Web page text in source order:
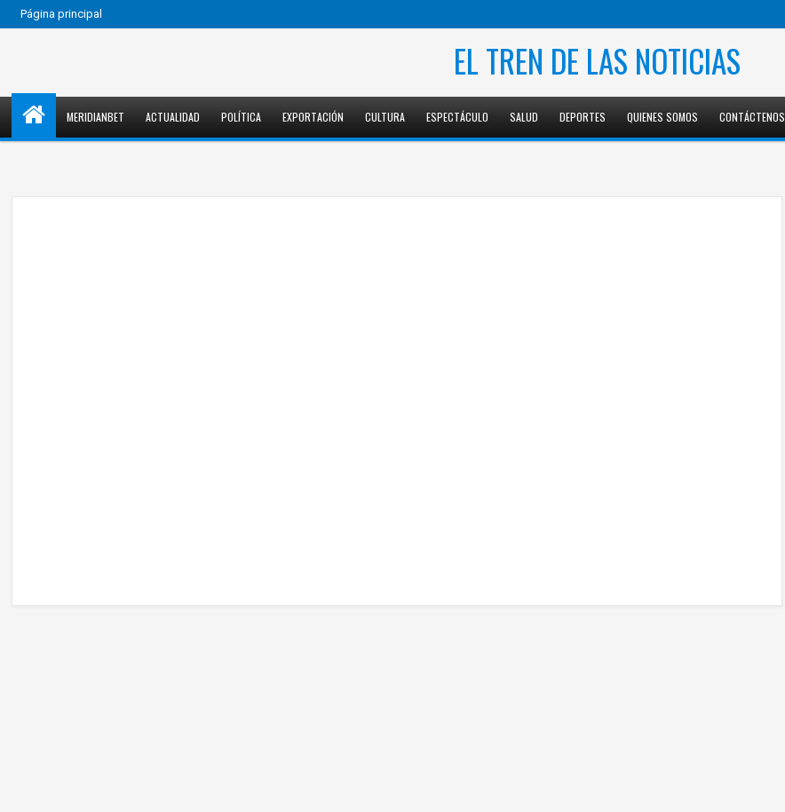
Página principal
EL TREN DE LAS NOTICIAS
MERIDIANBET ACTUALIDAD POLÍTICA EXPORTACIÓN CULTURA ESPECTÁCULO SALUD DEPORTES QUIENES SOMOS CONTÁCTENOS